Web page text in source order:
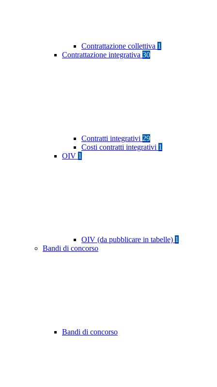
Contrattazione collettiva 1
Contrattazione integrativa 30
Contratti integrativi 29
Costi contratti integrativi 1
OIV 1
OIV (da pubblicare in tabelle) 1
Bandi di concorso
Bandi di concorso